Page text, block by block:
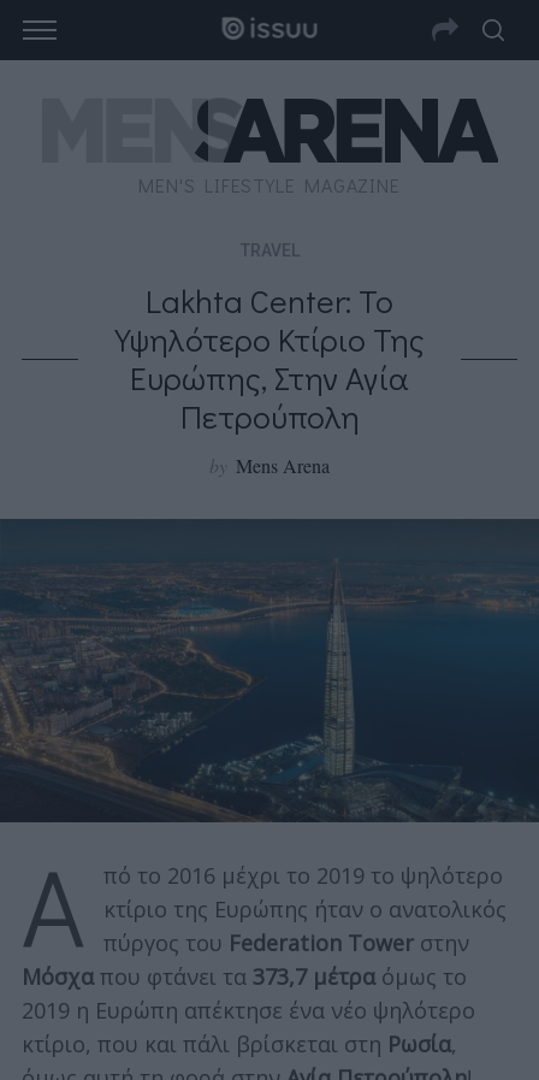
MEN'S LIFESTYLE MAGAZINE
TRAVEL
Lakhta Center: Το
Υψηλότερο Κτίριο Της
Ευρώπης, Στην Αγία
Πετρούπολη
by Mens Arena
Α
πό το 2016 μέχρι το 2019 το ψηλότερο
κτίριο της Ευρώπης ήταν ο ανατολικός
πύργος του Federation Towerστην
Μόσχαπου φτάνει τα 373,7 μέτραόμως το
2019 η Ευρώπη απέκτησε ένα νέο ψηλότερο
κτίριο, που και πάλι βρίσκεται στη Ρωσία,